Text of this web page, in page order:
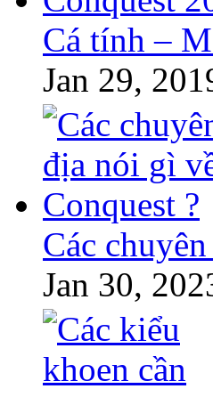
Cá tính –
Jan 29,
Các
Jan 30,